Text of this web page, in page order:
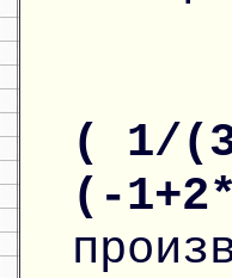
( 1/
(-